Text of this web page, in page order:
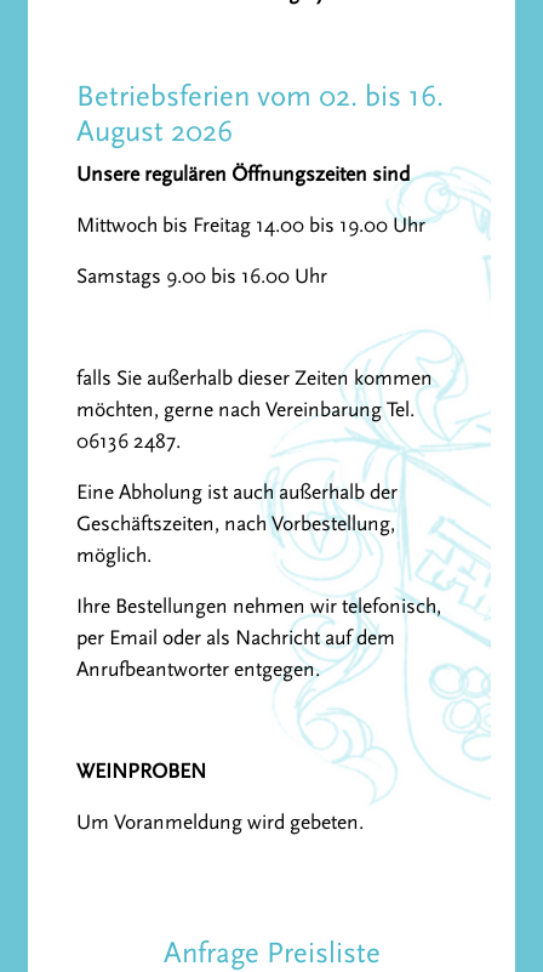
Betriebsferien vom 02. bis 16.
August 2026
Unsere regulären Öffnungszeiten sind
Mittwoch bis Freitag 14.00 bis 19.00 Uhr
Samstags 9.00 bis 16.00 Uhr
falls Sie außerhalb dieser Zeiten kommen
möchten, gerne nach Vereinbarung Tel.
06136 2487.
Eine Abholung ist auch außerhalb der
Geschäftszeiten, nach Vorbestellung,
möglich.
Ihre Bestellungen nehmen wir telefonisch,
per Email oder als Nachricht auf dem
Anrufbeantworter entgegen.
WEINPROBEN
Um Voranmeldung wird gebeten.
Anfrage Preisliste